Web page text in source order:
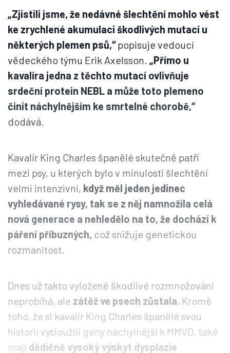
„Zjistili jsme, že nedávné šlechtění mohlo vést
ke zrychlené akumulaci škodlivých mutací u
některých plemen psů,“popisuje vedoucí
vědeckého týmu Erik Axelsson. „Přímo u
kavalíra jedna z těchto mutací ovlivňuje
srdeční protein NEBL a může toto plemeno
činit náchylnějším ke smrtelné chorobě,“
dodává.
Kavalír King Charles španělé skutečně patří
mezi psy, u kterých bylo v minulosti šlechtění
velmi intenzivní, když měl jeden jedinec
vyhledávané rysy, tak se z něj namnožila celá
nová generace a nehledělo na to, že dochází k
páření příbuzných, což snižuje genetickou
rozmanitost.
Dnes už takto vyloženě škodlivé rozmnožování
neprobíhá, ale zátěž ve psech zůstala. Kromě
toho, že si kavalír King Charles španělé svou
historií vysloužili geny náchylnější k MMVD, také
mají dědičně vysoký výskyt dysplazie